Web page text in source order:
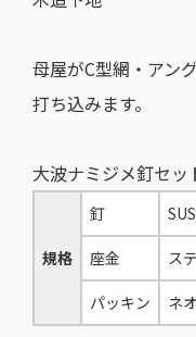
母屋がC型網・アン
打ち込みます。
大波ナミジメ釘セ
規格
釘
座金 ス
パッキン ネ